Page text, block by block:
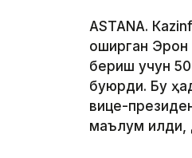
ASTANА.
оширган Эрон
бериш учун 50
буюрди. Бу
вице-
маълум